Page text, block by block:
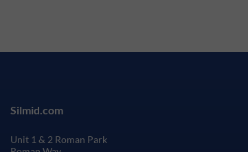
Silmid.com
Unit 1 & 2 Roman Park